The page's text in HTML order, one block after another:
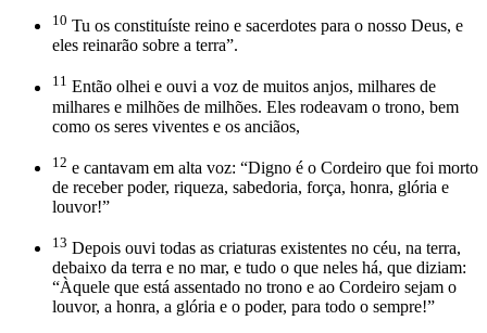
10 Tu os constituíste reino e sacerdotes para o nosso Deus, e
eles reinarão sobre a terra”.
11 Então olhei e ouvi a voz de muitos anjos, milhares de
milhares e milhões de milhões. Eles rodeavam o trono, bem
como os seres viventes e os anciãos,
12 e cantavam em alta voz: “Digno é o Cordeiro que foi morto
de receber poder, riqueza, sabedoria, força, honra, glória e
louvor!”
13 Depois ouvi todas as criaturas existentes no céu, na terra,
debaixo da terra e no mar, e tudo o que neles há, que diziam:
“Àquele que está assentado no trono e ao Cordeiro sejam o
louvor, a honra, a glória e o poder, para todo o sempre!”